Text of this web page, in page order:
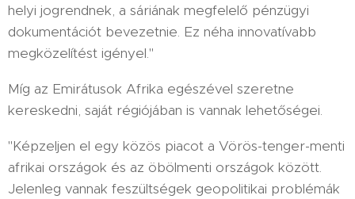
helyi jogrendnek, a sáriának megfelelő pénzügyi
dokumentációt bevezetnie. Ez néha innovatívabb
megközelítést igényel."
Míg az Emirátusok Afrika egészével szeretne
kereskedni, saját régiójában is vannak lehetőségei.
"Képzeljen el egy közös piacot a Vörös-tenger-menti
afrikai országok és az öbölmenti országok között.
Jelenleg vannak feszültségek geopolitikai problémák